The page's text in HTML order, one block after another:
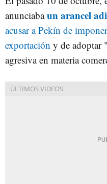
anunciabaun arancel
acusar a Pekín de
exportación y de adoptar
agresiva en materia